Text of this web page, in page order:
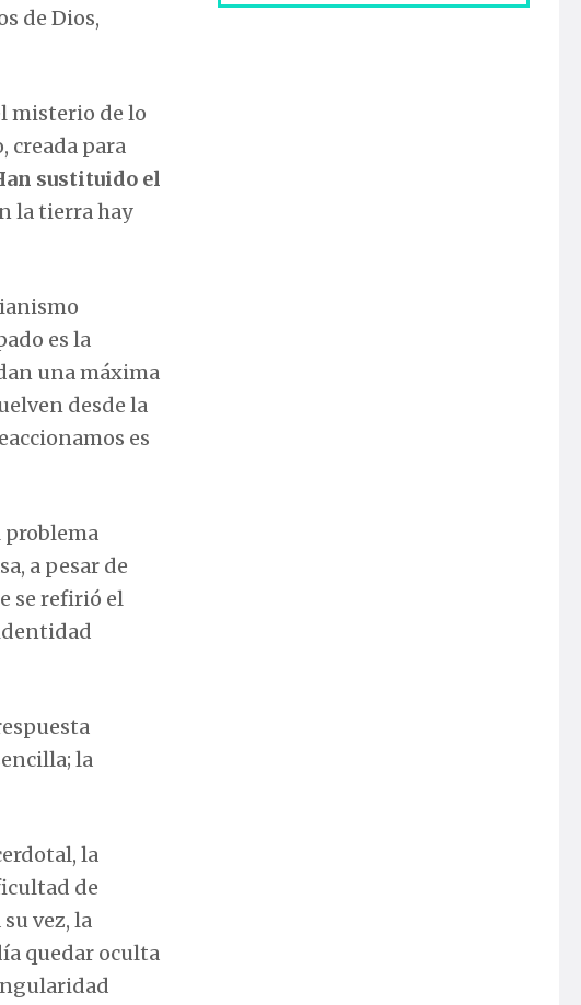
de Dios,
misterio de lo
creada para
sustituido el
la tierra hay
es la
una máxima
desde la
es
problema
a pesar de
se refirió el
la
la
de
vez, la
quedar oculta